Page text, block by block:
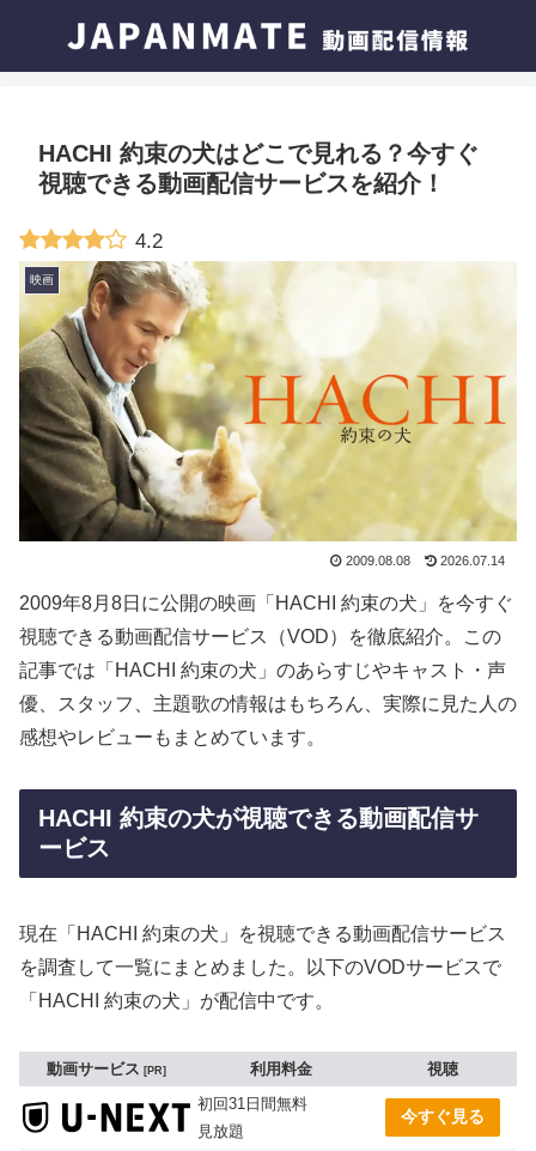
HACHI 約束の犬はどこで見れる？今すぐ
視聴できる動画配信サービスを紹介！
4.2
映画
2009.08.08 2026.07.14
2009年8月8日に公開の映画「HACHI 約束の犬」を今すぐ
視聴できる動画配信サービス（VOD）を徹底紹介。この
記事では「HACHI 約束の犬」のあらすじやキャスト・声
優、スタッフ、主題歌の情報はもちろん、実際に見た人の
感想やレビューもまとめています。
HACHI 約束の犬が視聴できる動画配信サ
ービス
現在「HACHI 約束の犬」を視聴できる動画配信サービス
を調査して一覧にまとめました。以下のVODサービスで
「HACHI 約束の犬」が配信中です。
動画サービス PR 利用料金
視聴
初回31日間無料
見放題
今すぐ見る